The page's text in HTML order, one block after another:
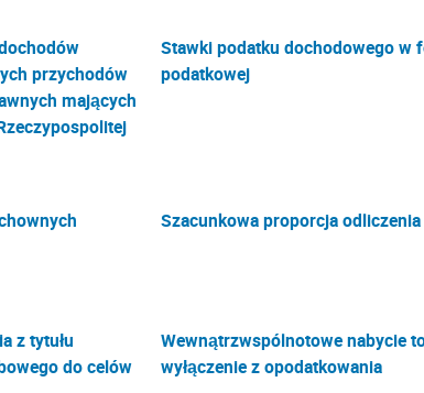
przychodów
mających
Stawki podatku dochodowego w
podatkowej
Szacunkowa proporcja
z tytułu
do celów
Wewnątrzwspólnotowe nabycie
wyłączenie z opodatkowania